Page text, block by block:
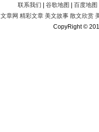
联系我们 谷歌地图 百度地图
文章网 精彩文章 美文故事 散文欣赏
CopyRight ©